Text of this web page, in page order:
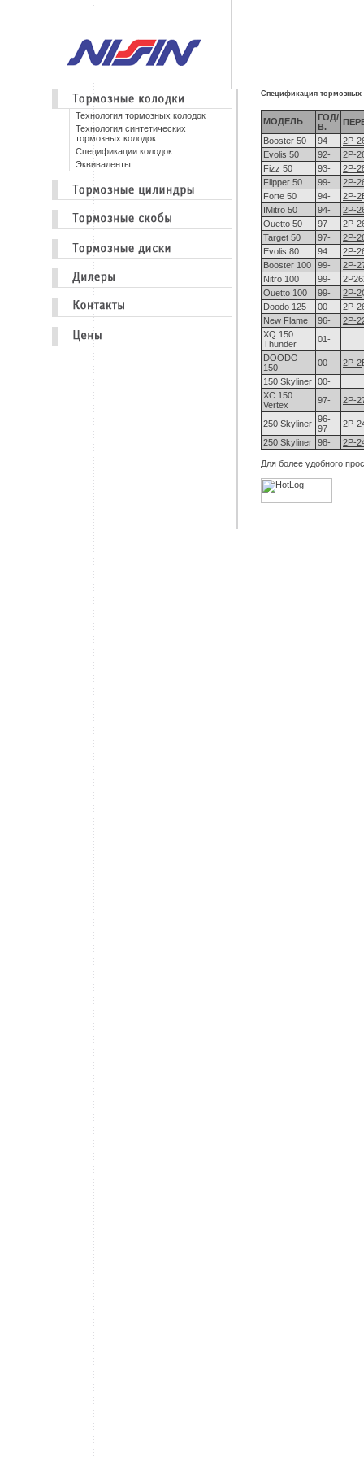
Технология тормозных колодок
Технология синтетических
тормозных колодок
Спецификации колодок
Эквиваленты
Спецификация
МОДЕЛЬ
ГОД/
В.
Booster 50
94-
2P-
Evolis 50
92-
2P-
Fizz 50
93-
2P-
Flipper 50
99-
2P-
Forte 50
94- 2P-2
IMitro 50
94-
2P-
Ouetto 50
97-
2P-
Target 50
97-
2P-
Evolis 80
94
2P-
Booster 100
99-
2P-
Nitro 100
99-
Ouetto 100
99- 2P-2
Doodo 125
00-
2P-
New Flame
96-
2P-
XQ 150
Thunder
01-
DOODO
150
00- 2P-2
150 Skyliner 00-
XC 150
Vertex
97- 2P-
250 Skyliner 96-
97
2P-
250 Skyliner 98- 2P-
Для более удобного